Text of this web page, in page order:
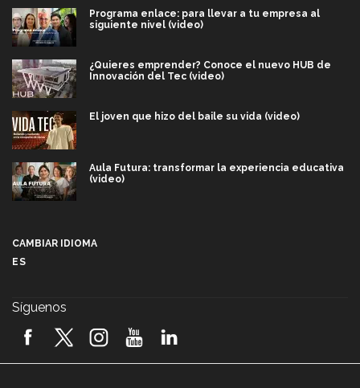
Programa enlace: para llevar a tu empresa al
siguiente nivel (video)
¿Quieres emprender? Conoce el nuevo HUB de
Innovación del Tec (video)
El joven que hizo del baile su vida (video)
Aula Futura: transformar la experiencia educativa
(video)
2026! (video)
CAMBIAR IDIOMA
ES
Síguenos